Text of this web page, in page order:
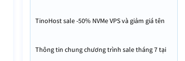
TinoHost sale -50% NVMe VPS và giảm giá tên
Thông tin chung chương trình sale tháng 7 tại